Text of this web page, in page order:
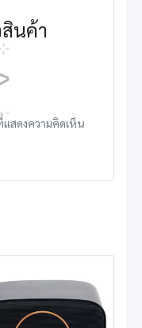
นค้า
สดงความคิดเห็น